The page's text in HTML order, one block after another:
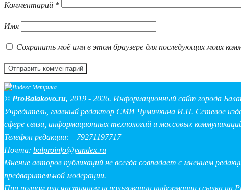
Комментарий *
Имя
Сохранить моё имя в этом браузере для последующих моих
© ProBalakovo.ru, 2019 - 2026. Информационный сайт города
Учредитель, главный редактор СМИ Чумичкина И.П. Сетевое
сфере связи, информационных технологий и массовых
Телефон редакции: +79271197717
Почта: balproinfo@yandex.ru
Мнение авторов публикаций не всегда совпадает с мнением
предварительной модерации.
При полном или частичном использовании информации ссылка на